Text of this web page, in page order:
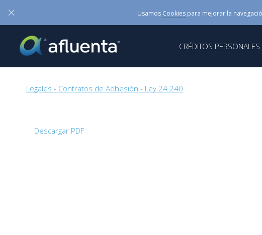
× Usamos Cookiespara mejorar la
CRÉDITOS PERSONALES
Legales - Contratos de Adhesión - Ley 24.240
Descargar PDF